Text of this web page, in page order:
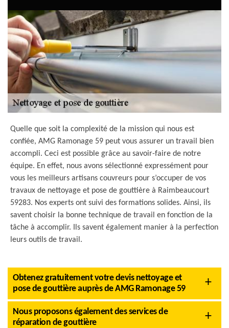
Quelle que soit la complexité de la mission qui nous est
confiée, AMG Ramonage 59 peut vous assurer un travail bien
accompli. Ceci est possible grâce au savoir-faire de notre
équipe. En effet, nous avons sélectionné expressément pour
vous les meilleurs artisans couvreurs pour s’occuper de vos
travaux de nettoyage et pose de gouttière à Raimbeaucourt
59283. Nos experts ont suivi des formations solides. Ainsi, ils
savent choisir la bonne technique de travail en fonction de la
tâche à accomplir. Ils savent également manier à la perfection
leurs outils de travail.
Obtenez gratuitement votre devis nettoyage et
pose de gouttière auprès de AMG Ramonage 59
Nous proposons également des services de
réparation de gouttière